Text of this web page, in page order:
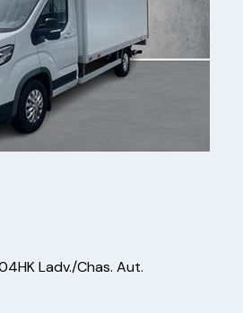
Ladv./Chas. Aut.